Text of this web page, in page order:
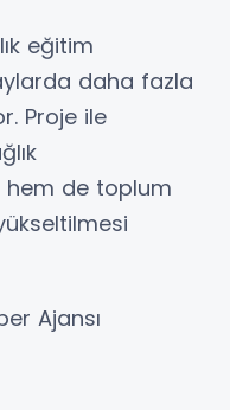
eğitim
daha fazla
Proje ile
hem de toplum
Ajansı